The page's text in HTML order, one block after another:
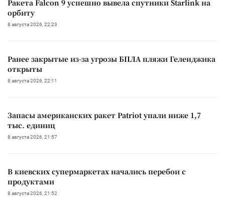
Ракета Falcon 9 успешно вывела спутники Starlink на
орбиту
8 августа 2026, 22:23
Ранее закрытые из-за угрозы БПЛА пляжи Геленджика
открыты
8 августа 2026, 22:11
Запасы американских ракет Patriot упали ниже 1,7
тыс. единиц
8 августа 2026, 21:57
В киевских супермаркетах начались перебои с
продуктами
8 августа 2026, 21:52